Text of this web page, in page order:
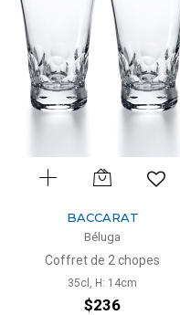
BACCARAT
Béluga
Coffret de 2 chopes
35cl, H: 14cm
$236